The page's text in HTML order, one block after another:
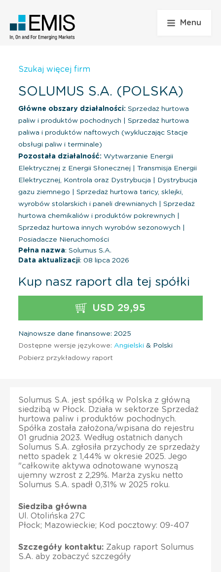
Menu
Szukaj więcej firm
SOLUMUS S.A. (POLSKA)
Główne obszary działalności: Sprzedaż hurtowa
paliw i produktów pochodnych
Sprzedaż hurtowa
paliwa i produktów naftowych (wykluczając Stacje
obsługi paliw i terminale)
Pozostała działalność: Wytwarzanie Energii
Elektrycznej z Energii Słonecznej
Transmisja Energii
Elektrycznej, Kontrola oraz Dystrybucja
Dystrybucja
gazu ziemnego
Sprzedaż hurtowa taricy, sklejki,
wyrobów stolarskich i paneli drewnianych
Sprzedaż
hurtowa chemikaliów i produktów pokrewnych
Sprzedaż hurtowa innych wyrobów sezonowych
Posiadacze Nieruchomości
Pełna nazwa: Solumus S.A.
Data aktualizacji: 08 lipca 2026
Kup nasz raport dla tej spółki
USD 29,95
Najnowsze dane finansowe: 2025
Dostępne wersje językowe: Angielski & Polski
Pobierz przykładowy raport
Solumus S.A. jest spółką w Polska z główną
siedzibą w Płock. Działa w sektorze Sprzedaż
hurtowa paliw i produktów pochodnych.
Spółka została założona/wpisana do rejestru
01 grudnia 2023. Według ostatnich danych
Solumus S.A. zgłosiła przychody ze sprzedaży
netto spadek z 1,44% w okresie 2025. Jego
"całkowite aktywa odnotowane wynoszą
ujemny wzrost z 2,29%. Marża zysku netto
Solumus S.A. spadł 0,31% w 2025 roku.
Siedziba główna
Ul. Otolińska 27C
Płock; Mazowieckie; Kod pocztowy: 09-407
Szczegóły kontaktu: Zakup raport Solumus
S.A. aby zobaczyć szczegóły